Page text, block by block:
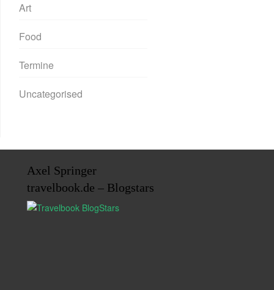
Art
Food
Termine
Uncategorised
Axel Springer
travelbook.de – Blogstars